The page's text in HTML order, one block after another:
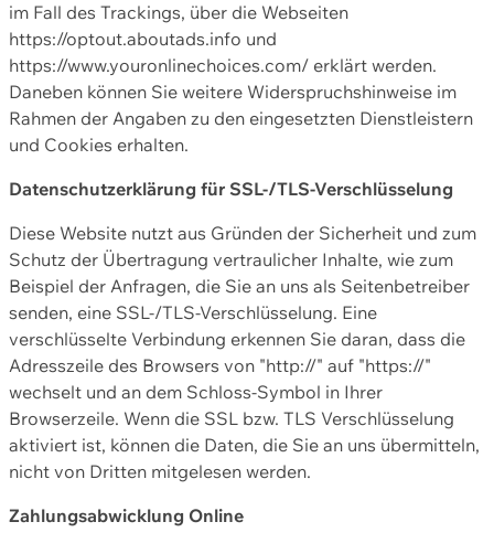
im Fall des Trackings, über die Webseiten
https://optout.aboutads.info und
https://www.youronlinechoices.com/ erklärt werden.
Daneben können Sie weitere Widerspruchshinweise im
Rahmen der Angaben zu den eingesetzten Dienstleistern
und Cookies erhalten.
Datenschutzerklärung für SSL-/TLS-Verschlüsselung
Diese Website nutzt aus Gründen der Sicherheit und zum
Schutz der Übertragung vertraulicher Inhalte, wie zum
Beispiel der Anfragen, die Sie an uns als Seitenbetreiber
senden, eine SSL-/TLS-Verschlüsselung. Eine
verschlüsselte Verbindung erkennen Sie daran, dass die
Adresszeile des Browsers von "http://" auf "https://"
wechselt und an dem Schloss-Symbol in Ihrer
Browserzeile. Wenn die SSL bzw. TLS Verschlüsselung
aktiviert ist, können die Daten, die Sie an uns übermitteln,
nicht von Dritten mitgelesen werden.
Zahlungsabwicklung Online